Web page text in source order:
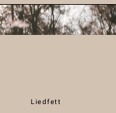
Liedfett